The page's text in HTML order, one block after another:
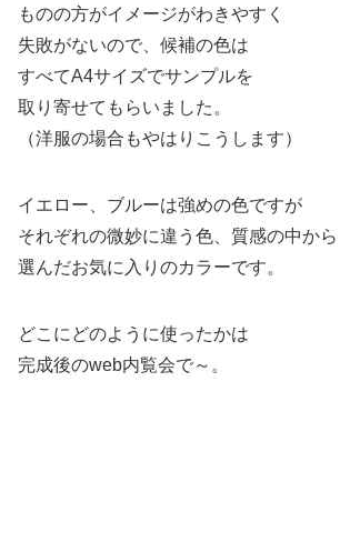
ものの方がイメージがわきやすく
失敗がないので、候補の色は
すべてA4サイズでサンプルを
取り寄せてもらいました。
（洋服の場合もやはりこうします）
イエロー、ブルーは強めの色ですが
それぞれの微妙に違う色、質感の中から
選んだお気に入りのカラーです。
どこにどのように使ったかは
完成後のweb内覧会で～。